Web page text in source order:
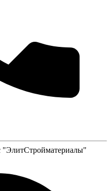
"ЭлитСтройматериалы"